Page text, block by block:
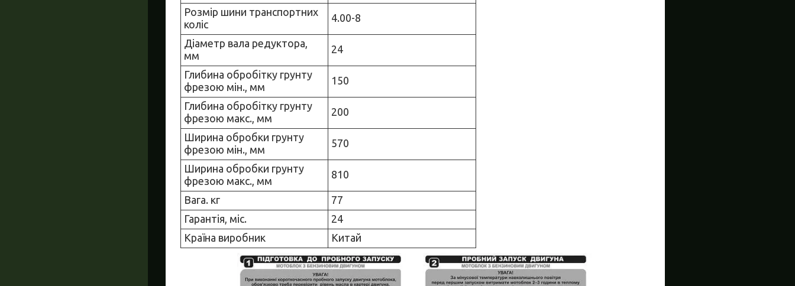
Розмір шини транспортних
коліс
4.00-8
Діаметр вала редуктора,
мм
24
Глибина обробітку грунту
фрезою мін., мм
150
Глибина обробітку грунту
фрезою макс., мм
200
Ширина обробки грунту
фрезою мін., мм
570
Ширина обробки грунту
фрезою макс., мм
810
Вага. кг
77
Гарантiя, мiс.
24
Країна виробник
Китай